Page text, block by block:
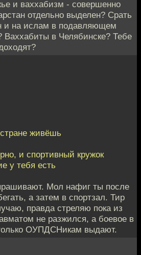
и ваххабизм - совершенно
отдельно выделен? Срать
и на ислам в подавляющем
Ваххабиты в Челябинске? Тебе
живёшь
и спортивный кружок
у тебя есть
Мол нафиг ты после
а затем в спортзал. Тир
правда стреляю пока из
не разжился, а боевое в
ОУПДСНикам выдают.